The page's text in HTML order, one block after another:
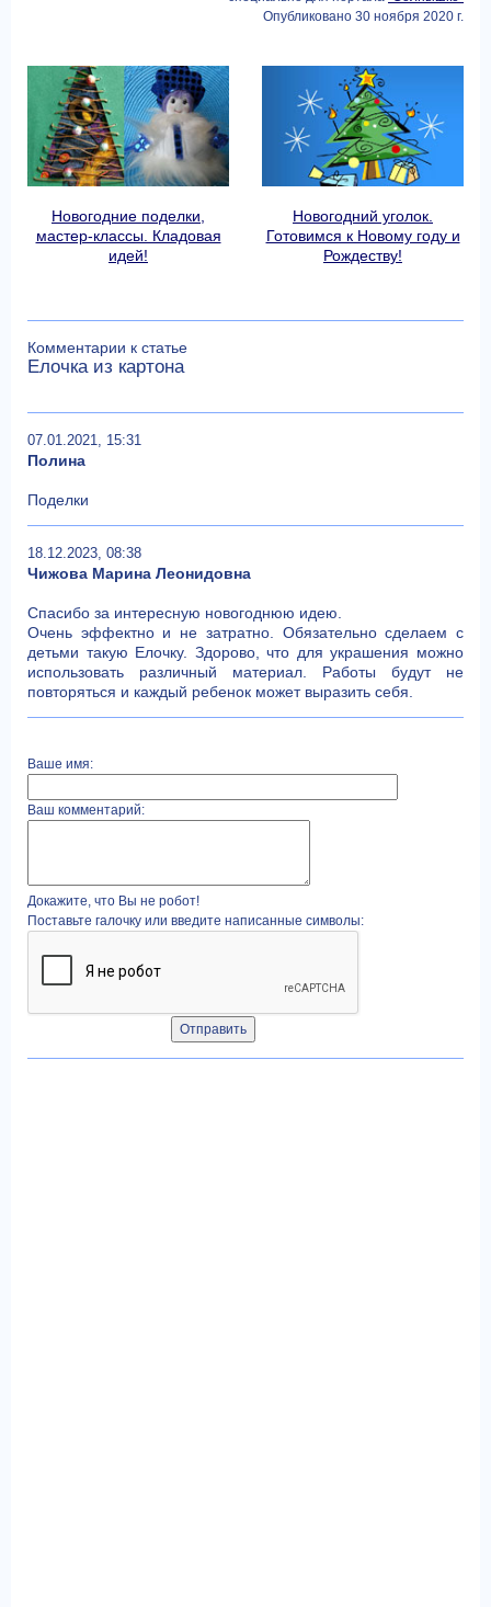
Опубликовано 30 ноября 2020 г.
Новогодние поделки,
мастер-классы. Кладовая
идей!
Новогодний уголок.
Готовимся к Новому году и
Рождеству!
Комментарии к статье
Елочка из картона
07.01.2021, 15:31
Полина
Поделки
18.12.2023, 08:38
Чижова Марина Леонидовна
Спасибо за интересную новогоднюю идею.
Очень эффектно и не затратно. Обязательно сделаем с
детьми такую Елочку. Здорово, что для украшения можно
использовать различный материал. Работы будут не
повторяться и каждый ребенок может выразить себя.
Ваше имя:
Ваш комментарий:
Докажите, что Вы не робот!
Поставьте галочку или введите написанные символы: